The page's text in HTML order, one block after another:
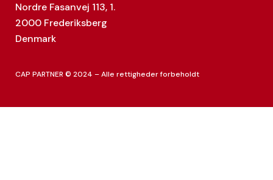
Nordre Fasanvej 113, 1.
2000 Frederiksberg
Denmark
CAP PARTNER © 2024 – Alle rettigheder forbeholdt